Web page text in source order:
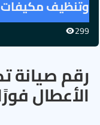
وتنظيف مكيفات Wansa باحتراف
299
رقم صيانة
الأعطال